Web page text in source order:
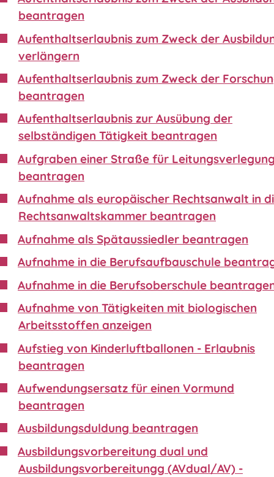
beantragen
Aufenthaltserlaubnis zum Zweck der
verlängern
Aufenthaltserlaubnis zum Zweck der
beantragen
Aufenthaltserlaubnis zur Ausübung der
selbständigen Tätigkeit beantragen
Aufgraben einer Straße für
beantragen
Aufnahme als europäischer Rechtsanwalt in
Rechtsanwaltskammer beantragen
Aufnahme als Spätaussiedler beantragen
Aufnahme in die Berufsaufbauschule
Aufnahme in die Berufsoberschule
Aufnahme von Tätigkeiten mit biologischen
Arbeitsstoffen anzeigen
Aufstieg von Kinderluftballonen - Erlaubnis
beantragen
Aufwendungsersatz für einen Vormund
beantragen
Ausbildungsduldung beantragen
Ausbildungsvorbereitung dual und
Ausbildungsvorbereitungg (AVdual/AV) -